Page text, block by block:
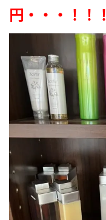
円・・・！！！